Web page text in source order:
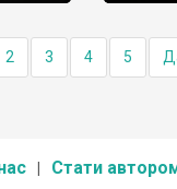
2 3 4 5
Стати